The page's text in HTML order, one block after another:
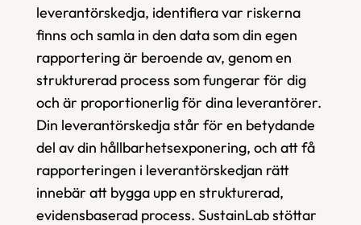
leverantörskedja, identifiera var riskerna
finns och samla in den data som din egen
rapportering är beroende av, genom en
strukturerad process som fungerar för dig
och är proportionerlig för dina leverantörer.
Din leverantörskedja står för en betydande
del av din hållbarhetsexponering, och att få
rapporteringen i leverantörskedjan rätt
innebär att bygga upp en strukturerad,
evidensbaserad process. SustainLab stöttar